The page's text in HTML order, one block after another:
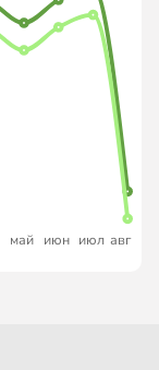
май июн июл авг